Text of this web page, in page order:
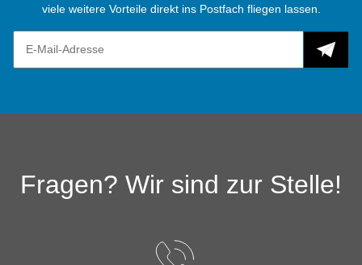
viele weitere Vorteile direkt ins Postfach fliegen lassen.
Fragen? Wir sind zur Stelle!